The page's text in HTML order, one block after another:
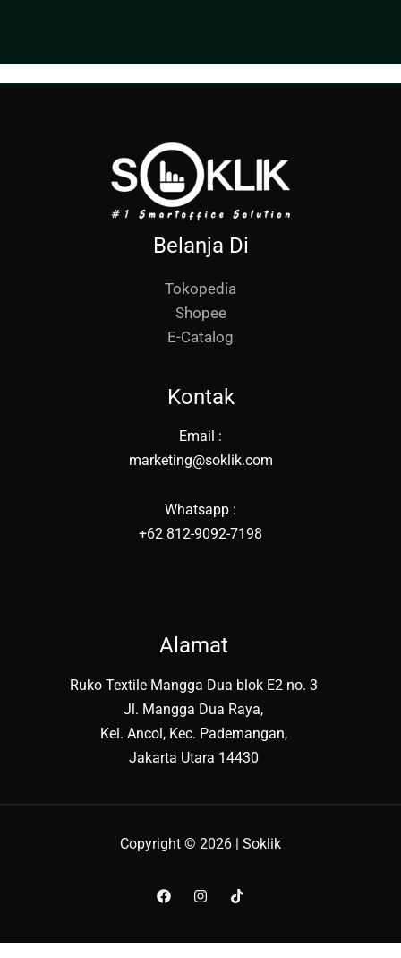
Belanja Di
Tokopedia
Shopee
E-Catalog
Kontak
Email :
marketing@soklik.com
Whatsapp :
+62 812-9092-7198
Alamat
Ruko Textile Mangga Dua blok E2 no. 3
Jl. Mangga Dua Raya,
Kel. Ancol, Kec. Pademangan,
Jakarta Utara 14430
Copyright © 2026 | Soklik